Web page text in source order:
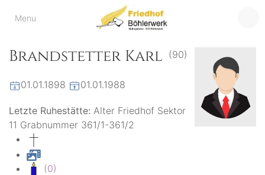
Menu
Friedhof
der virtuelle Friedhof
Brandstetter Karl (90)
01.01.1898 01.01.1988
Letzte Ruhestätte: Alter Friedhof Sektor
11 Grabnummer 361/1-361/2
(0)